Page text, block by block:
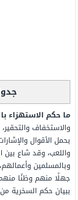
ما حكم الاستهزاء
والاستخفاف
بحمل الأقوال
واللعب، وقد شاع بين
وبالمسلمين
جهلًا منهم وظنًا
ببيان حكم السخرية من